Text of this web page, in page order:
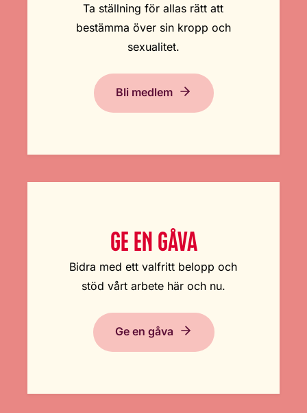
Ta ställning för allas rätt att
bestämma över sin kropp och
sexualitet.
Bli medlem
GE EN GÅVA
Bidra med ett valfritt belopp och
stöd vårt arbete här och nu.
Ge en gåva